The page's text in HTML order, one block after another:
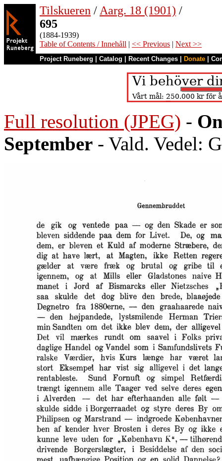
Tilskueren / Aarg. 18 (1901) /
695
(1884-1939)
Table of Contents / Innehåll | << Previous | Next >>
Project Runeberg Catalog Recent Changes Donate
Full resolution (JPEG) -
September - Vald. Vedel: